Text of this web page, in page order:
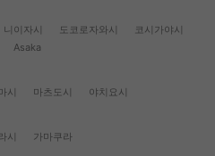
니이자시 도코로자와시
코시가야시
Asaka
시 마츠도시 야치요시
시 가마쿠라